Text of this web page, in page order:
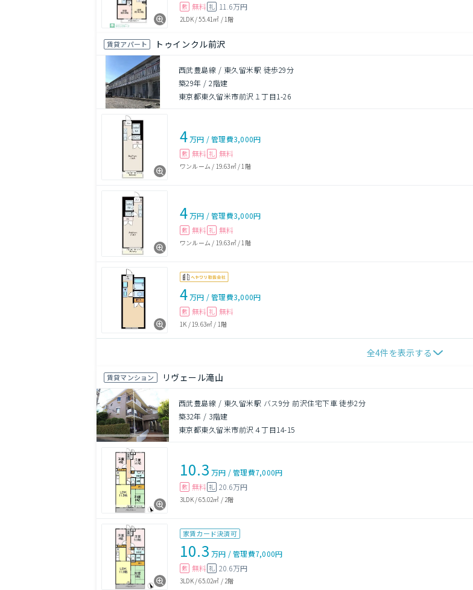
敷 無料 礼 11.6万円
2LDK/55.41㎡ /1階
賃貸アパート トゥインクル前沢
西武豊島線 / 東久留米駅 徒歩29分
築29年 /2階建
東京都東久留米市前沢１丁目1-26
4万円 /管理費3,000円
敷 無料 礼 無料
ワンルーム / 19.63㎡/ 1階
4万円 /管理費3,000円
敷 無料 礼 無料
ワンルーム / 19.63㎡/ 1階
4万円 /管理費3,000円
敷 無料 礼 無料
1K /19.63㎡ / 1階
全4件を表示する
賃貸マンション リヴェール滝山
西武豊島線 / 東久留米駅 バス9分 前沢住宅下車 徒歩2分
築32年 / 3階建
東京都東久留米市前沢４丁目14-15
10.3 万円 /管理費7,000円
敷 無料 礼 20.6万円
3LDK/65.02㎡ / 2階
家賃カード決済可
10.3 万円 /管理費7,000円
敷 無料 礼 20.6万円
3LDK/65.02㎡ /2階